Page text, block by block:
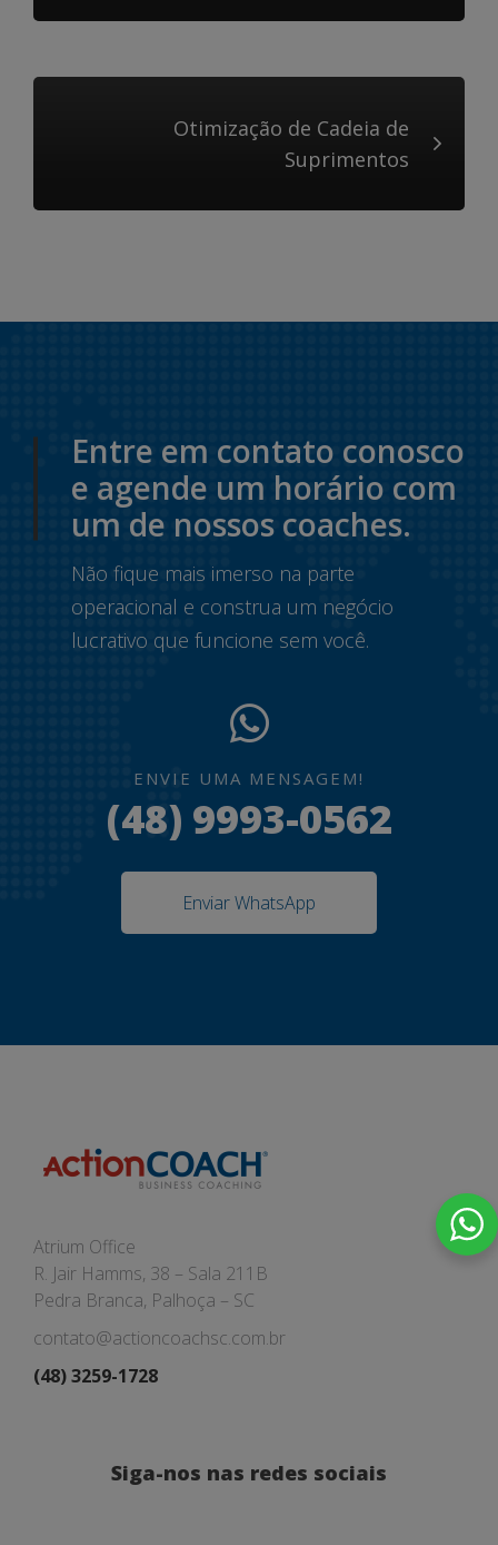
Otimização de Cadeia de
Suprimentos
Entre em contato conosco
e agende um horário com
um de nossos coaches.
Não fique mais imerso na parte
operacional e construa um negócio
lucrativo que funcione sem você.
ENVIE UMA MENSAGEM!
(48) 9993-0562
Enviar WhatsApp
Atrium Office
R. Jair Hamms, 38 – Sala 211B
Pedra Branca, Palhoça – SC
contato@actioncoachsc.com.br
(48) 3259-1728
Siga-nos nas redes sociais